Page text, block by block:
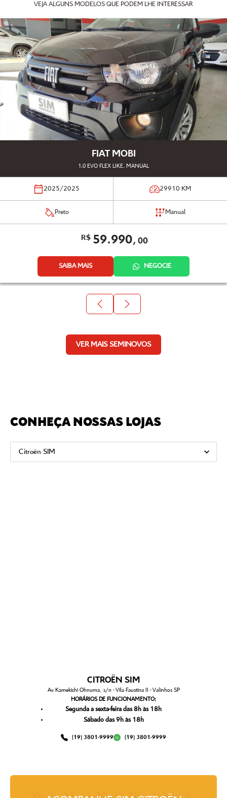
VEJA ALGUNS MODELOS QUE PODEM LHE INTERESSAR
FIAT MOBI
1.0 EVO FLEX LIKE. MANUAL
2025/2025 29910 KM
Preto Manual
R$59.990, 00
SAIBA MAIS NEGOCIE
VER MAIS SEMINOVOS
CONHEÇA NOSSAS LOJAS
CITROËN SIM
Av Kamekichi Ohnuma, s/n - Vila Faustina II - Valinhos SP
HORÁRIOS DE FUNCIONAMENTO:
Segunda a sexta-feira das 8h às 18h
Sábado das 9h às 18h
(19) 3801-9999 (19) 3801-9999